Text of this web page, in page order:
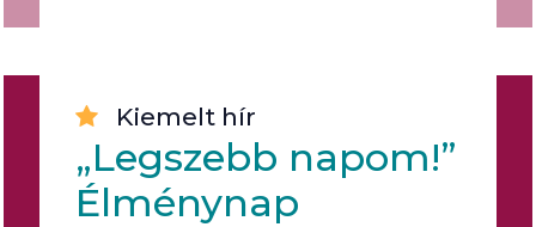
Kiemelt hír
„Legszebb napom!”
Élménynap